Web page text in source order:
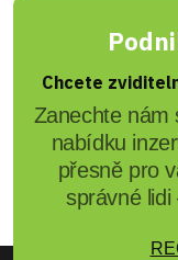
Chcete
Zanechte nám
nabídku
přesně pro
správné